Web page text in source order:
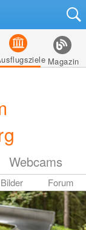
Magazin
Webcams
Bilder Forum